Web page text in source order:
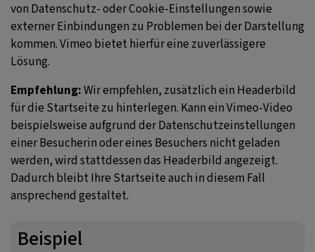
von Datenschutz- oder Cookie-Einstellungen sowie
externer Einbindungen zu Problemen bei der Darstellung
kommen. Vimeo bietet hierfür eine zuverlässigere
Lösung.
Empfehlung:Wir empfehlen, zusätzlich ein Headerbild
für die Startseite zu hinterlegen. Kann ein Vimeo-Video
beispielsweise aufgrund der Datenschutzeinstellungen
einer Besucherin oder eines Besuchers nicht geladen
werden, wird stattdessen das Headerbild angezeigt.
Dadurch bleibt Ihre Startseite auch in diesem Fall
ansprechend gestaltet.
Beispiel